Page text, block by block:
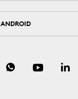
ANDROID